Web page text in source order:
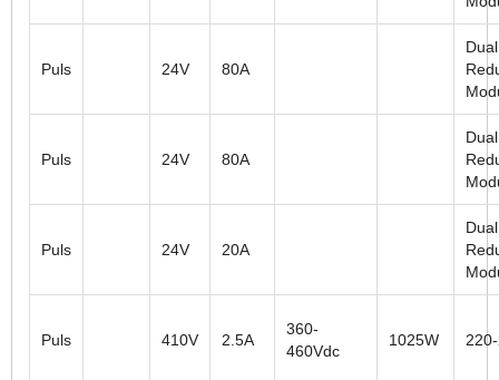
Puls 24V 80A
Puls 24V 80A
Puls 24V 20A
Puls 410V 2.5A
360-
460Vdc
1025W